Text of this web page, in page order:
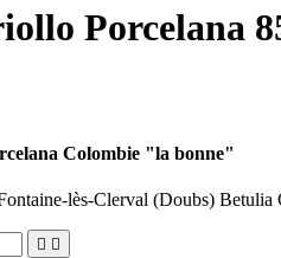
Porcelana
Colombie "la bonne"
lès-Clerval (Doubs)
 